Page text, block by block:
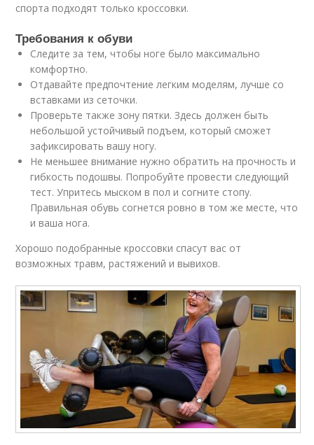
спорта подходят только кроссовки.
Требования к обуви
Следите за тем, чтобы ноге было максимально
комфортно.
Отдавайте предпочтение легким моделям, лучше со
вставками из сеточки.
Проверьте также зону пятки. Здесь должен быть
небольшой устойчивый подъем, который сможет
зафиксировать вашу ногу.
Не меньшее внимание нужно обратить на прочность и
гибкость подошвы. Попробуйте провести следующий
тест. Упритесь мыском в пол и согните стопу.
Правильная обувь согнется ровно в том же месте, что
и ваша нога.
Хорошо подобранные кроссовки спасут вас от
возможных травм, растяжений и вывихов.